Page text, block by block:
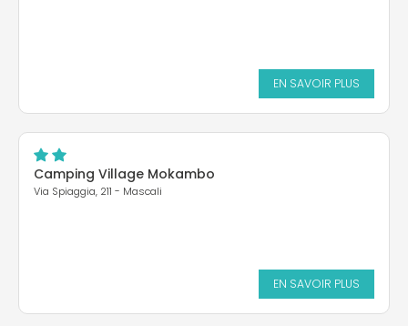
EN SAVOIR PLUS
Camping Village Mokambo
Via Spiaggia, 211 - Mascali
EN SAVOIR PLUS